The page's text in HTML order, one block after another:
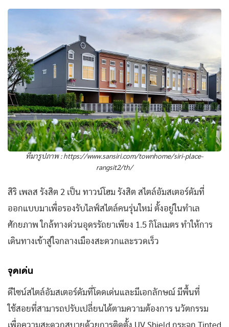
ที่มารูปภาพ : https://www.sansiri.com/townhome/siri-place-
rangsit2/th/
สิริ เพลส รังสิต 2 เป็น ทาวน์โฮม รังสิต สไตล์อัมสเตอร์ดัมที่
ออกแบบมาเพื่อรองรับไลฟ์สไตล์คนรุ่นใหม่ ตั้งอยู่ในทำเล
ศักยภาพ ใกล้ทางด่วนอุดรรัถยาเพียง 1.5 กิโลเมตร ทำให้การ
เดินทางเข้าสู่ใจกลางเมืองสะดวกและรวดเร็ว
จุดเด่น
ดีไซน์สไตล์อัมสเตอร์ดัมที่โดดเด่นและมีเอกลักษณ์ มีพื้นที่
ใช้สอยที่สามารถปรับเปลี่ยนได้ตามความต้องการ นวัตกรรม